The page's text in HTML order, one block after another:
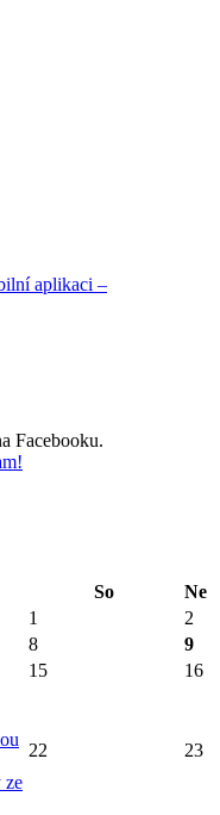
aplikaci –
Facebooku.
So
Ne
1
2
8
9
15 16
ze
22 23